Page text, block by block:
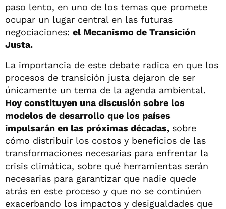
paso lento, en uno de los temas que promete
ocupar un lugar central en las futuras
negociaciones: el Mecanismo de Transición
Justa.
La importancia de este debate radica en que los
procesos de transición justa dejaron de ser
únicamente un tema de la agenda ambiental.
Hoy constituyen una discusión sobre los
modelos de desarrollo que los países
impulsarán en las próximas décadas, sobre
cómo distribuir los costos y beneficios de las
transformaciones necesarias para enfrentar la
crisis climática, sobre qué herramientas serán
necesarias para garantizar que nadie quede
atrás en este proceso y que no se continúen
exacerbando los impactos y desigualdades que